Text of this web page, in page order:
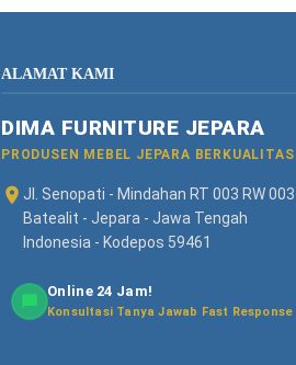
ALAMAT KAMI
DIMA FURNITURE JEPARA
PRODUSEN MEBEL JEPARA BERKUALITAS
Jl. Senopati - Mindahan RT 003 RW 003
Batealit - Jepara - Jawa Tengah
Indonesia - Kodepos 59461
Online 24 Jam!
Konsultasi Tanya Jawab Fast Response